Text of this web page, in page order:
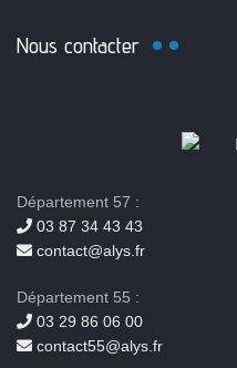
Nous contacter
Département 57 :
03 87 34 43 43
contact@alys.fr
Département 55 :
03 29 86 06 00
contact55@alys.fr